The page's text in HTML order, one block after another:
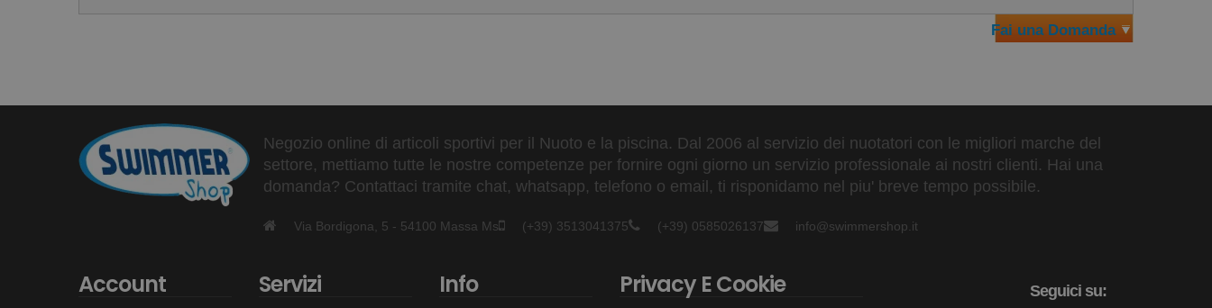
Fai una Domanda
Negozio online di articoli sportivi per il Nuoto e la piscina. Dal 2006 al servizio dei nuotatori con le migliori marche del
settore, mettiamo tutte le nostre competenze per fornire ogni giorno un servizio professionale ai nostri clienti. Hai una
domanda? Contattaci tramite chat, whatsapp, telefono o email, ti risponidamo nel piu' breve tempo possibile.
Via Bordigona, 5 - 54100 Massa Ms (+39) 3513041375 (+39) 0585026137 info@swimmershop.it
Account Servizi Info Privacy E Cookie Seguici su: